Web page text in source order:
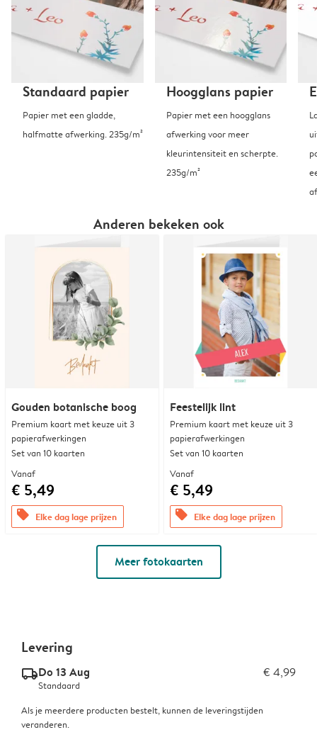
Standaard papier
Papier met een gladde,
halfmatte afwerking. 235g/m²
Hoogglans papier
Papier met een hoogglans
afwerking voor meer
kleurintensiteit en scherpte.
235g/m²
Anderen bekeken ook
Gouden botanische boog
Premium kaart met keuze uit 3
papierafwerkingen
Set van 10 kaarten
Vanaf
€ 5,49
offers Elke dag lage prijzen
Feestelijk lint
Premium kaart met keuze uit 3
papierafwerkingen
Set van 10 kaarten
Vanaf
€ 5,49
offers Elke dag lage prijzen
Meer fotokaarten
Levering
delivery_standard_v2Do 13 Aug € 4,99
Standaard
Als je meerdere producten bestelt, kunnen de leveringstijden
veranderen.